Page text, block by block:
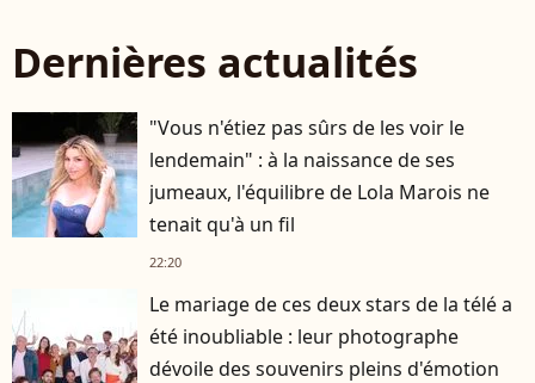
Dernières actualités
"Vous n'étiez pas sûrs de les voir le
lendemain" : à la naissance de ses
jumeaux, l'équilibre de Lola Marois ne
tenait qu'à un fil
22:20
Le mariage de ces deux stars de la télé a
été inoubliable : leur photographe
dévoile des souvenirs pleins d'émotion